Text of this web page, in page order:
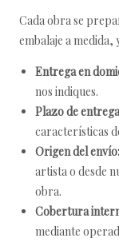
Cada obra se
embalaje a medida,
Entrega en
nos indiques.
Plazo de
características
Origen del envío:
artista o desde
obra.
Cobertura
mediante